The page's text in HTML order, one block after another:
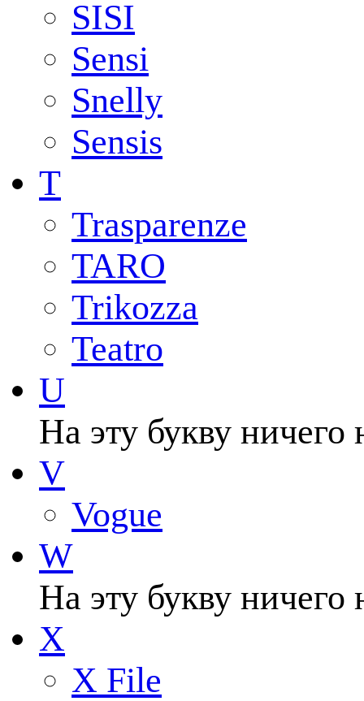
SISI
Sensi
Snelly
Sensis
T
Trasparenze
TARO
Trikozza
Teatro
U
На эту букву ничего
V
Vogue
W
На эту букву ничего
X
X File